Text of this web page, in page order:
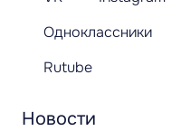
Новости
Одноклассники
Rutube